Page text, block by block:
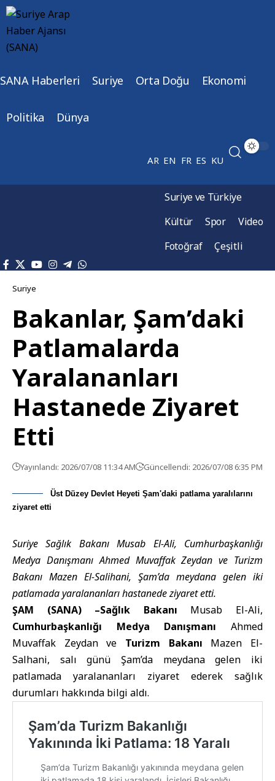
SANA Haberleri Suriye Orta Doğu Ekonomi
Politika Dünya
AR EN FR ES KU
Suriye ve Türkiye
Kültür
Spor
Video
Fotoğraf
Çeşitli
Suriye
Bakanlar, Şam’daki
Patlamalarda
Yaralananları
Hastanede Ziyaret
Etti
Yayınlandı: 2026/07/08 11:34 AM Güncellendi: 2026/07/08 6:35 PM
Üst Düzey Devlet Heyeti Şam'daki patlama yaralılarını
ziyaret etti
Suriye Sağlık Bakanı Musab El-Ali, Cumhurbaşkanlığı
Medya Danışmanı Ahmed Muvaffak Zeydan ve Turizm
Bakanı Mazen El-Salihani, Şam’da meydana gelen iki
patlamada yaralananları hastanede ziyaret etti.
ŞAM (SANA) –Sağlık Bakanı Musab El-Ali,
Cumhurbaşkanlığı Medya Danışmanı Ahmed
Muvaffak Zeydan ve Turizm Bakanı Mazen El-
Salhani, salı günü Şam’da meydana gelen iki
patlamada yaralananları ziyaret ederek sağlık
durumları hakkında bilgi aldı.